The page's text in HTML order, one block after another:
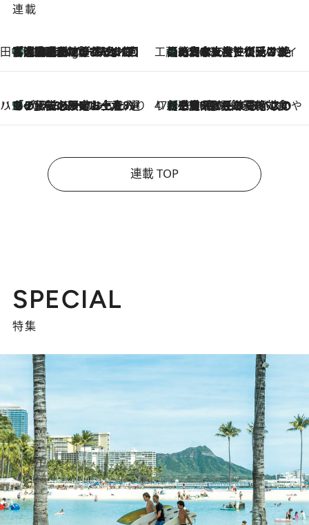
連載
田中稲の勝手に再ブーム
1 Hour Ago
「湘南乃風に憧れて」観客大盛上がりの“タオル回し”に、ラッパー顔負けの高速歌唱まで…さだまさし（74）のアグレッシブすぎる現在地 工藤まやのおもてなしハワイ
2026.8.6
【ハワイ土産】ローカルの絶大な支持で復活！ 絶品の幻クッキー《元ファンの日本人女性が受け継いだ名店》
ハワイ賢者 リサのお気に入りリスト2026.8.6
あの伝説の限定トートも！ リニューアルした「ディーン＆デルーカ ハワイ」で必須のお土産8選 47都道府県の手みやげ ひんやりスイーツで夏を満喫
2026.8.6
【三重県】この夏絶対食べたい 冷やしておいしいおやつ3選 お餅×アイスの新感覚スイーツ
連載 TOP
SPECIAL
特集